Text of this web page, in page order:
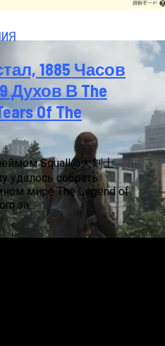
Трейлер Игры Indiana
1885 Часов
Духов В The
Of The
Squall@大剣士
удалось собрать
мире The Legend of
за...